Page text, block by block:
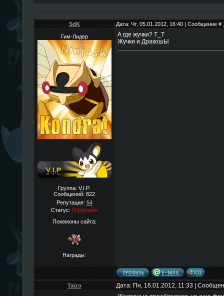
SdK Дата: Чт, 05.01.2012, 16:40 | Сообщение #
Гим-Лидер
Группа: V.I.P.
Сообщений: 822
Репутация: 54
Статус: Оффлайн
Покемоны сайта:
Награды:
А где жучки? Т_Т
Жучки и ДракошЫ
Taizo Дата: Пн, 16.01.2012, 11:33 |